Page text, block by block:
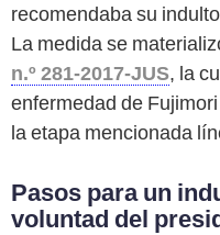
recomendaba su
La medida se
n.º 281-2017-JUS, la
enfermedad de
la etapa mencionada
Pasos para un
voluntad del